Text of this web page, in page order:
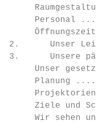
Personal
2.
3.
Unser
Planung
Ziele und
Wir sehen